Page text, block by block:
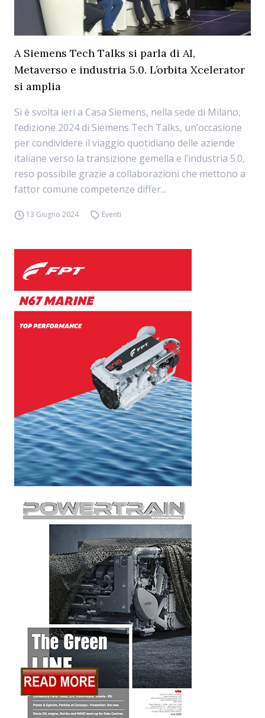
A Siemens Tech Talks si parla di AI,
Metaverso e industria 5.0. L’orbita Xcelerator
si amplia
Si è svolta ieri a Casa Siemens, nella sede di Milano,
l’edizione 2024 di Siemens Tech Talks, un’occasione
per condividere il viaggio quotidiano delle aziende
italiane verso la transizione gemella e l’industria 5.0,
reso possibile grazie a collaborazioni che mettono a
fattor comune competenze differ...
13 Giugno 2024 Eventi